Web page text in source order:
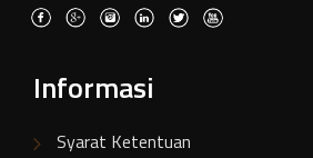
Informasi
Syarat Ketentuan